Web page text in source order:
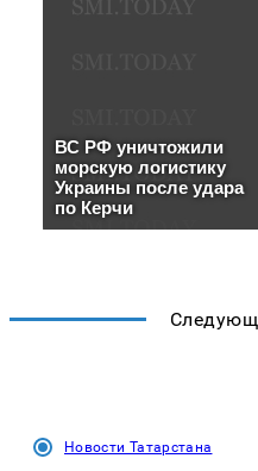
Новости Татарстана